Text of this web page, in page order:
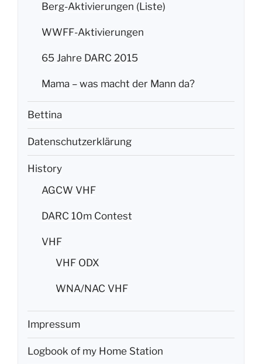
Berg-Aktivierungen (Liste)
WWFF-Aktivierungen
65 Jahre DARC 2015
Mama – was macht der Mann da?
Bettina
Datenschutzerklärung
History
AGCW VHF
DARC 10m Contest
VHF
VHF ODX
WNA/NAC VHF
Impressum
Logbook of my Home Station